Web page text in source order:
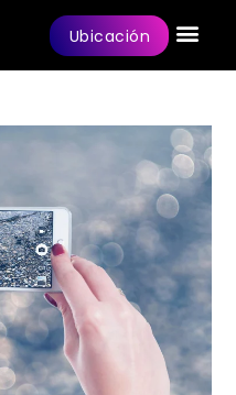
Ubicación